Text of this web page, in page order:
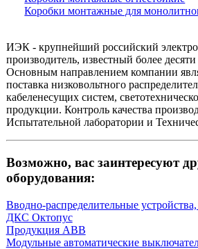
Коробки монтажные для
ИЭК - крупнейший российский
производитель, известный более
Основным направлением компании
поставка низковольтного
кабеленесущих систем,
продукции. Контроль качества
Испытательной лаборатории и
Возможно, вас заинтересуют
оборудования:
Вводно-распределительные
ДКС Октопус
Продукция ABB
Модульные автоматические